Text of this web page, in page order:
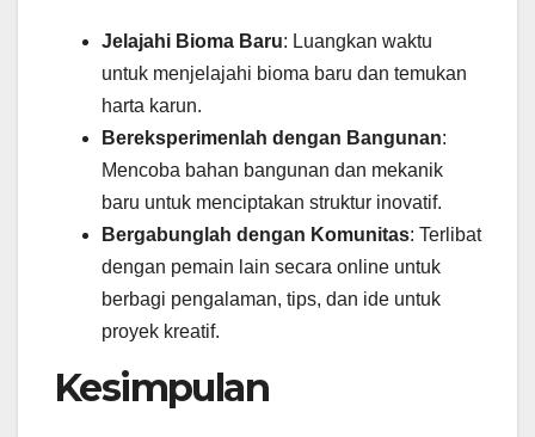
Jelajahi Bioma Baru: Luangkan waktu
untuk menjelajahi bioma baru dan temukan
harta karun.
Bereksperimenlah dengan Bangunan:
Mencoba bahan bangunan dan mekanik
baru untuk menciptakan struktur inovatif.
Bergabunglah dengan Komunitas: Terlibat
dengan pemain lain secara online untuk
berbagi pengalaman, tips, dan ide untuk
proyek kreatif.
Kesimpulan